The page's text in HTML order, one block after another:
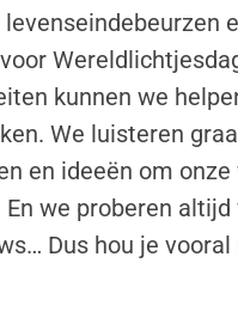
kunnen we
We luisteren
en ideeën om
we proberen altijd
Dus hou je vooral